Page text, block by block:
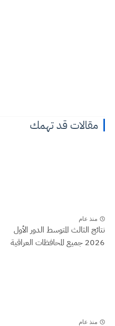
مقالات قد تهمك
منذ عام
نتائج الثالث المتوسط الدور الأول
2026 جميع المحافظات العراقية
منذ عام